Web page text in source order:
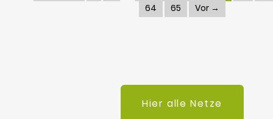
64
65 Vor →
Hier alle Netze